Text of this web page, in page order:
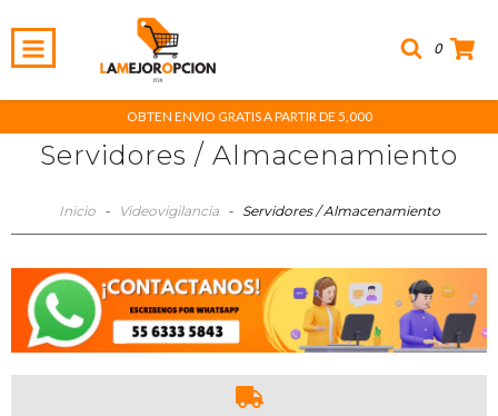
0
OBTEN ENVIO GRATIS A PARTIR DE 5,000
Servidores / Almacenamiento
Inicio - Videovigilancia - Servidores / Almacenamiento